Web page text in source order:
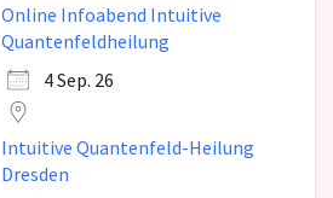
Online Infoabend Intuitive
Quantenfeldheilung
4 Sep. 26
Intuitive Quantenfeld-Heilung
Dresden